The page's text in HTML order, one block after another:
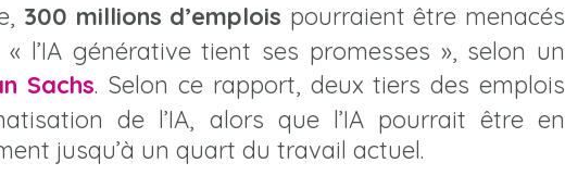
300 millions d’emplois pourraient être menacés
l’IA générative tient ses promesses », selon un
Sachs. Selon ce rapport, deux tiers des emplois
de l’IA, alors que l’IA pourrait être en
jusqu’à un quart du travail actuel.